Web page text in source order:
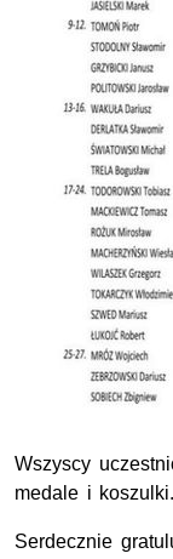
Wszyscy
medale i koszulki.
Serdecznie